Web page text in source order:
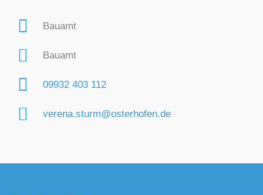
Bauamt
Bauamt
09932 403 112
verena.sturm@osterhofen.de